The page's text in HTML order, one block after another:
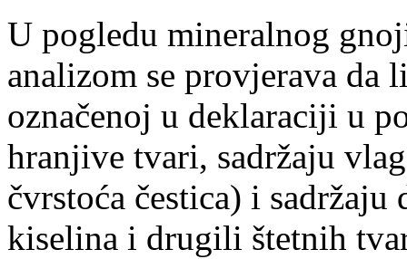
U pogledu mineralnog
analizom se provjerava
označenoj u deklaraciji u
hranjive tvari, sadržaju
čvrstoća čestica) i
kiselina i drugili štetnih